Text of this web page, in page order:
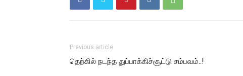
Previous article
தெற்கில் நடந்த துப்பாக்கிச்சூட்டு சம்பவம்..!